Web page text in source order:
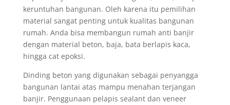
keruntuhan bangunan. Oleh karena itu pemilihan
material sangat penting untuk kualitas bangunan
rumah. Anda bisa membangun rumah anti banjir
dengan material beton, baja, bata berlapis kaca,
hingga cat epoksi.
Dinding beton yang digunakan sebagai penyangga
bangunan lantai atas mampu menahan terjangan
banjir. Penggunaan pelapis sealant dan veneer